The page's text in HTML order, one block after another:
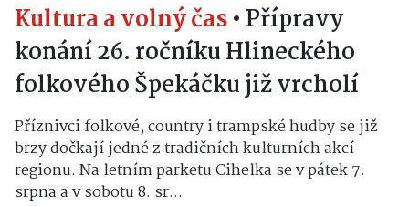
Kultura a volný čas• Přípravy
konání 26. ročníku Hlineckého
folkového Špekáčku již vrcholí
Příznivci folkové, country i trampské hudby se již
brzy dočkají jedné z tradičních kulturních akcí
regionu. Na letním parketu Cihelka se v pátek 7.
srpna a v sobotu 8. sr...